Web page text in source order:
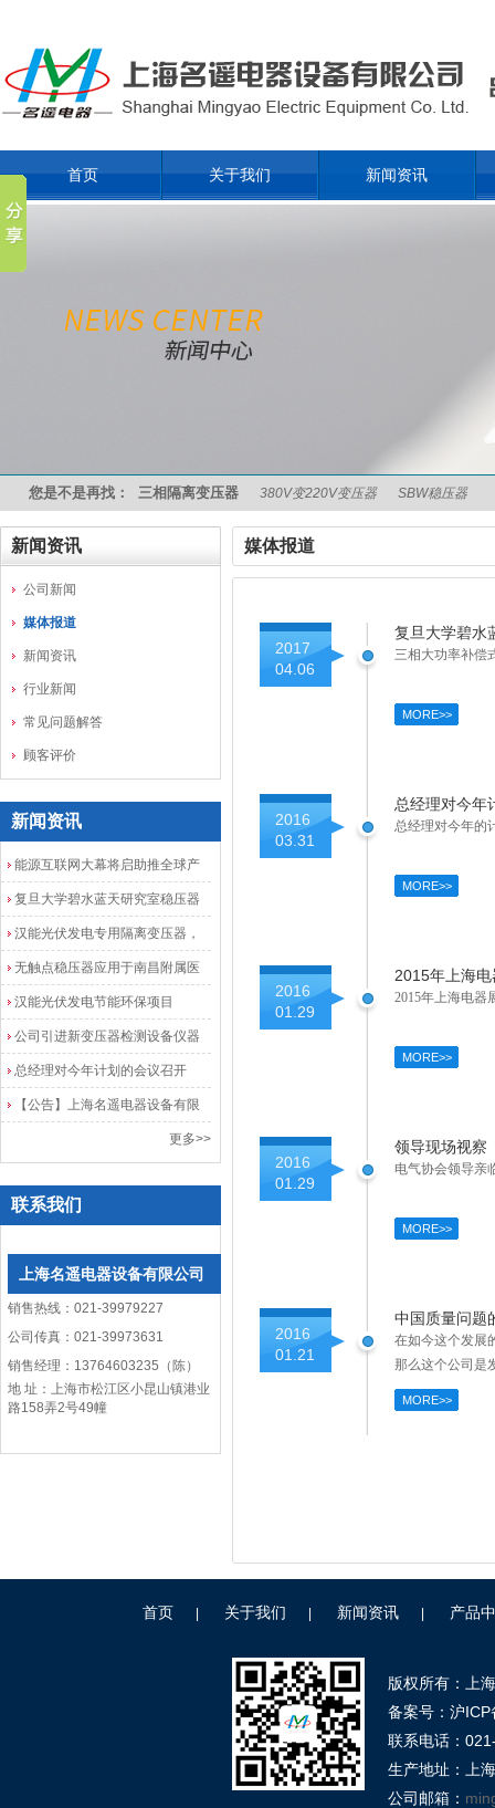
首页 关于我们 新闻资讯
您是不是再找： 三相隔离变压器 380V变220V变压器 SBW稳压器
新闻资讯
公司新闻
媒体报道
新闻资讯
行业新闻
常见问题解答
顾客评价
新闻资讯
能源互联网大幕将启助推全球产
业发展加速度
复旦大学碧水蓝天研究室稳压器
安装调试成功
汉能光伏发电专用隔离变压器，
光伏发电隔离配电柜
无触点稳压器应用于南昌附属医
院
汉能光伏发电节能环保项目
公司引进新变压器检测设备仪器
总经理对今年计划的会议召开
【公告】上海名遥电器设备有限
更多>>
联系我们
上海名遥电器设备有限公司
销售热线：021-39979227
公司传真：021-39973631
销售经理：13764603235（陈）
地 址：上海市松江区小昆山镇港业
路158弄2号49幢
媒体报道
2017
04.06
复旦大学碧水
三相大功率补偿
MORE>>
2016
03.31
总经理对今年
总经理对今年的
MORE>>
2016
01.29
2015年上海
2015年上海电器
MORE>>
2016
01.29
领导现场视察
电气协会领导亲
MORE>>
2016
01.21
中国质量问题
在如今这个发展
那么这个公司是
MORE>>
首页 关于我们 新闻资讯 产品
版权所有：上
备案号：沪
联系电话：
生产地址：上
公司邮箱：